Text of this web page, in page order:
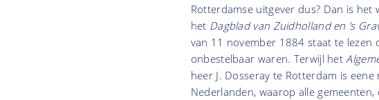
Rotterdamse uitgever dus? Dan is
het Dagblad van Zuidholland en ’s
van 11 november 1884 staat te lezen
onbestelbaar waren. Terwijl het
heer J. Dosseray te Rotterdam is
Nederlanden, waarop alle